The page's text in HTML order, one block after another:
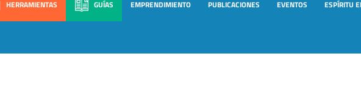
HERRAMIENTAS GUÍAS EMPRENDIMIENTO PUBLICACIONES EVENTOS ESPÍRITU